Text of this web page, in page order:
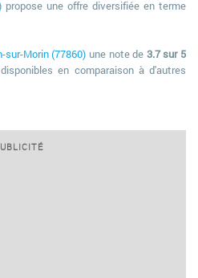
propose une offre diversifiée en terme
sur-Morin (77860) une note de 3.7 sur 5
en comparaison à d'autres